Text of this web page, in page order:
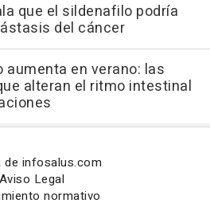
que el sildenafilo podría
del cáncer
aumenta en verano: las
alteran el ritmo intestinal
de infosalus.com
Aviso Legal
normativo